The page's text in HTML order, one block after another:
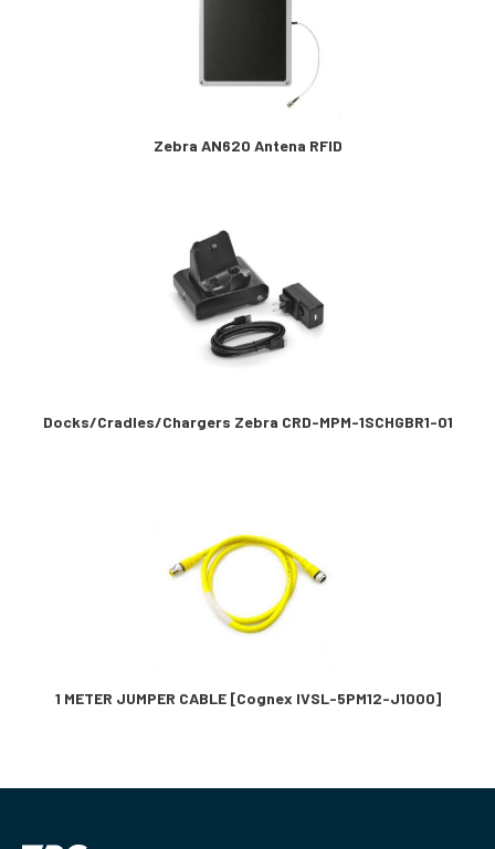
Zebra AN620 Antena RFID
Docks/Cradles/Chargers Zebra CRD-MPM-1SCHGBR1-01
1 METER JUMPER CABLE [Cognex IVSL-5PM12-J1000]